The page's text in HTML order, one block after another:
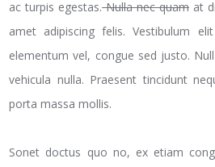
ac turpis egestas.Nulla nec quam at
amet adipiscing felis. Vestibulum
elementum vel, congue sed justo.
vehicula nulla. Praesent tincidunt
porta massa mollis.
Sonet doctus quo no, ex etiam